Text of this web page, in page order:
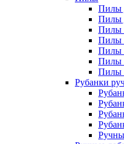
Пилы
Пилы
Пилы
Пилы
Пилы
Пилы
Пилы
Рубанки